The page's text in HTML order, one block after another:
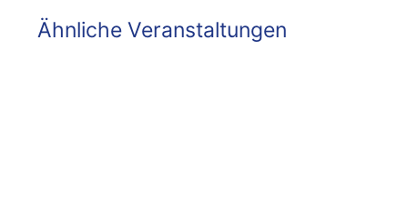
Ähnliche Veranstaltungen